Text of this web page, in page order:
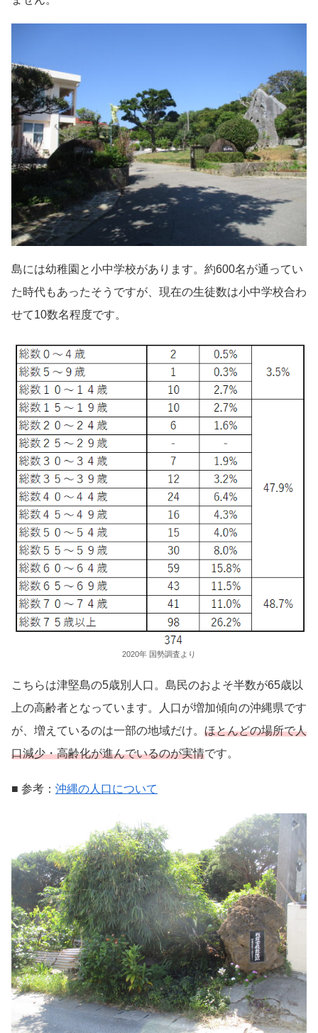
島には幼稚園と小中学校があります。約600名が通ってい
た時代もあったそうですが、現在の生徒数は小中学校合わ
せて10数名程度です。
2020年 国勢調査より
こちらは津堅島の5歳別人口。島民のおよそ半数が65歳以
上の高齢者となっています。人口が増加傾向の沖縄県です
が、増えているのは一部の地域だけ。 ほとんどの場所で人
口減少・高齢化が進んでいるのが実情です。
■ 参考： 沖縄の人口について